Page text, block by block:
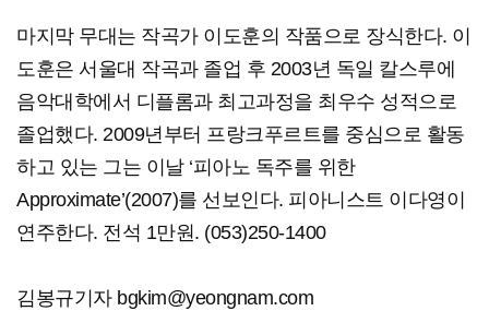
마지막 무대는 작곡가 이도훈의 작품으로 장식한다. 이
도훈은 서울대 작곡과 졸업 후 2003년 독일 칼스루에
음악대학에서 디플롬과 최고과정을 최우수 성적으로
졸업했다. 2009년부터 프랑크푸르트를 중심으로 활동
하고 있는 그는 이날 ‘피아노 독주를 위한
Approximate’(2007)를 선보인다. 피아니스트 이다영이
연주한다. 전석 1만원. (053)250-1400
김봉규기자 bgkim@yeongnam.com